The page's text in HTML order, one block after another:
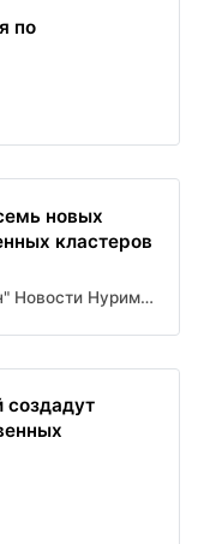
по
новых
кластеров
Газета "Красный ключ.НурИман" Новости Нуримановского района
создадут